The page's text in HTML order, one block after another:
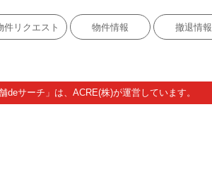
件リクエスト 物件情報 撤退情報
サーチ」は、ACRE(株)が運営しています。